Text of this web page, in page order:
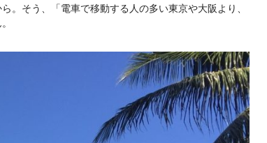
。そう、「電車で移動する人の多い東京や大阪より、